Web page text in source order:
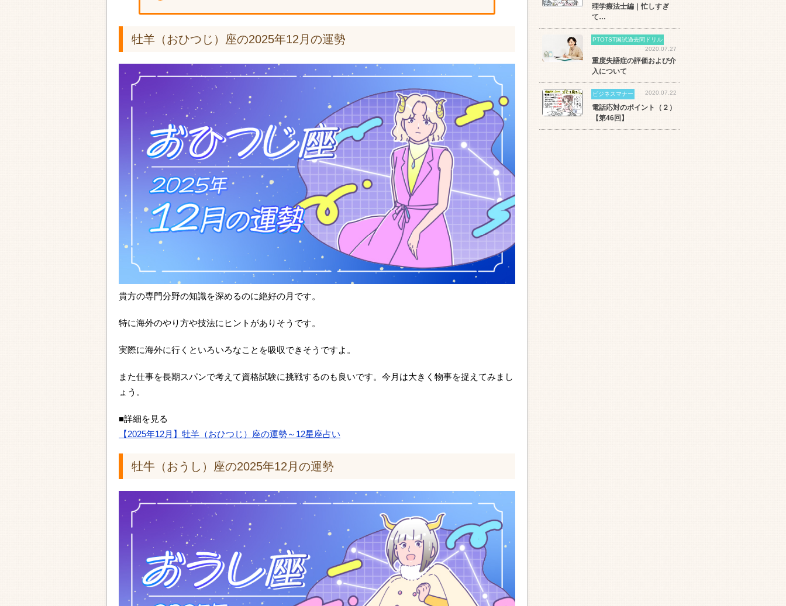
牡羊（おひつじ）座の2025年12月の運勢
貴方の専門分野の知識を深めるのに絶好の月です。
特に海外のやり方や技法にヒントがありそうです。
実際に海外に行くといろいろなことを吸収できそうですよ。
また仕事を長期スパンで考えて資格試験に挑戦するのも良いです。今月は大きく物事を捉えてみまし
ょう。
■詳細を見る
【2025年12月】牡羊（おひつじ）座の運勢～12星座占い
牡牛（おうし）座の2025年12月の運勢
理学療法士編｜忙しすぎ
て…
PTOTST国試過去問ドリル
2020.07.27
重度失語症の評価および介
入について
ビジネスマナー 2020.07.22
電話応対のポイント（２）
【第46回】